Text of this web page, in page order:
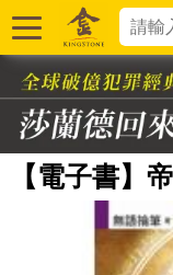
【電子書】